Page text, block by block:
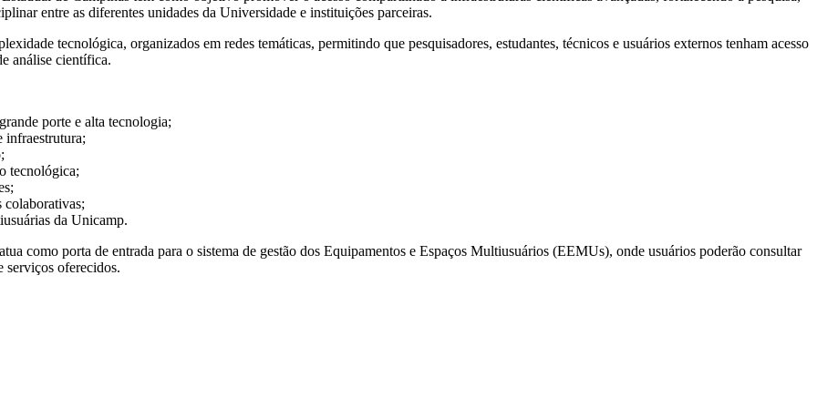
entre as diferentes unidades da Universidade e instituições parceiras.
tecnológica, organizados em redes temáticas, permitindo que pesquisadores, estudantes, técnicos e usuários externos tenham acesso
análise científica.
porte e alta tecnologia;
infraestrutura;
tecnológica;
colaborativas;
da Unicamp.
como porta de entrada para o sistema de gestão dos Equipamentos e Espaços Multiusuários (EEMUs), onde usuários poderão consultar
serviços oferecidos.